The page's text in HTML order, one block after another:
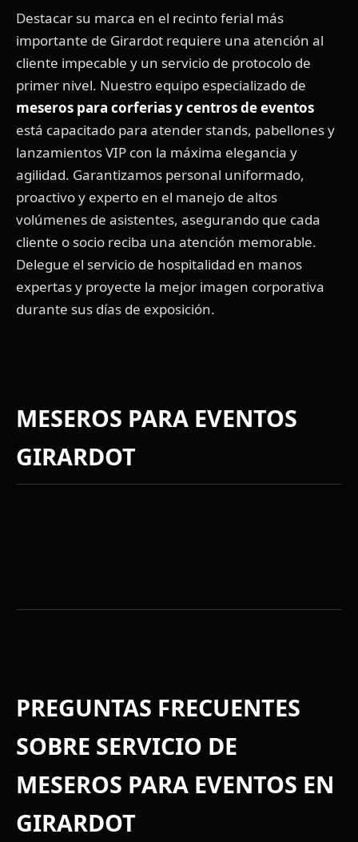
Destacar su marca en el recinto ferial más
importante de Girardot requiere una atención al
cliente impecable y un servicio de protocolo de
primer nivel. Nuestro equipo especializado de
meseros para corferias y centros de eventos
está capacitado para atender stands, pabellones y
lanzamientos VIP con la máxima elegancia y
agilidad. Garantizamos personal uniformado,
proactivo y experto en el manejo de altos
volúmenes de asistentes, asegurando que cada
cliente o socio reciba una atención memorable.
Delegue el servicio de hospitalidad en manos
expertas y proyecte la mejor imagen corporativa
durante sus días de exposición.
MESEROS PARA EVENTOS
GIRARDOT
PREGUNTAS FRECUENTES
SOBRE SERVICIO DE
MESEROS PARA EVENTOS EN
GIRARDOT